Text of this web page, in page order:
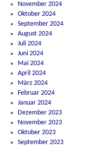
November 2024
Oktober 2024
September 2024
August 2024
Juli 2024
Juni 2024
Mai 2024
April 2024
März 2024
Februar 2024
Januar 2024
Dezember 2023
November 2023
Oktober 2023
September 2023